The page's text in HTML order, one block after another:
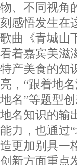
物、不同视角
刻感悟发生
歌曲《青城山
看着嘉宾美滋
特产美食的知
亮，“跟着地
地名”等题型
地名知识的输
能力，也通
造更加别具一
创新方面重点